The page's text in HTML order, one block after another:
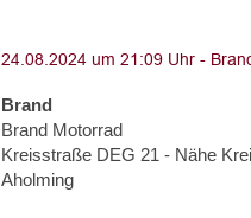
Brand
Brand Motorrad
Kreisstraße DEG 21 - Nähe
Aholming